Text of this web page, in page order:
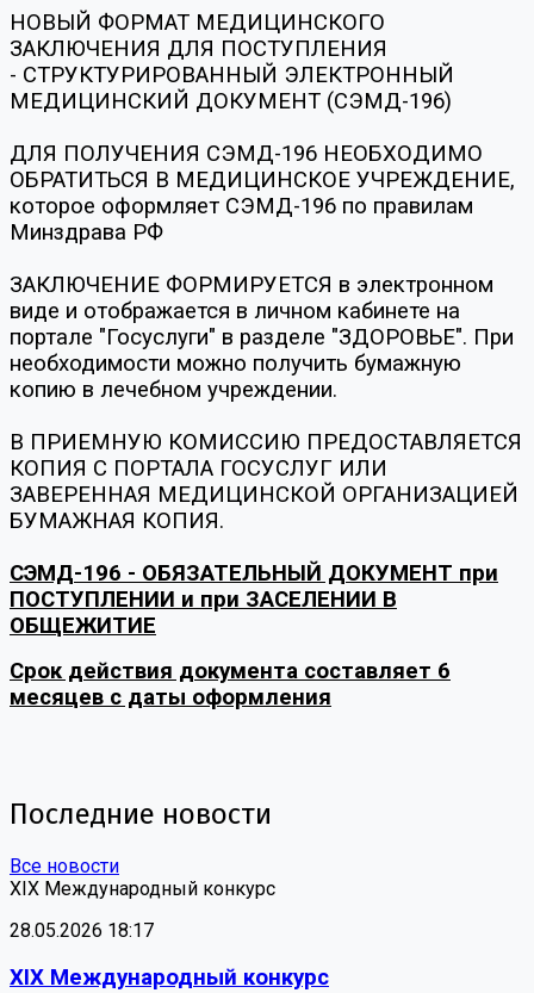
НОВЫЙ ФОРМАТ МЕДИЦИНСКОГО
ЗАКЛЮЧЕНИЯ ДЛЯ ПОСТУПЛЕНИЯ
- СТРУКТУРИРОВАННЫЙ ЭЛЕКТРОННЫЙ
МЕДИЦИНСКИЙ ДОКУМЕНТ (СЭМД-196)
ДЛЯ ПОЛУЧЕНИЯ СЭМД-196 НЕОБХОДИМО
ОБРАТИТЬСЯ В МЕДИЦИНСКОЕ УЧРЕЖДЕНИЕ,
которое оформляет СЭМД-196 по правилам
Минздрава РФ
ЗАКЛЮЧЕНИЕ ФОРМИРУЕТСЯ в электронном
виде и отображается в личном кабинете на
портале "Госуслуги" в разделе "ЗДОРОВЬЕ". При
необходимости можно получить бумажную
копию в лечебном учреждении.
В ПРИЕМНУЮ КОМИССИЮ ПРЕДОСТАВЛЯЕТСЯ
КОПИЯ С ПОРТАЛА ГОСУСЛУГ ИЛИ
ЗАВЕРЕННАЯ МЕДИЦИНСКОЙ ОРГАНИЗАЦИЕЙ
БУМАЖНАЯ КОПИЯ.
СЭМД-196 - ОБЯЗАТЕЛЬНЫЙ ДОКУМЕНТ при
ПОСТУПЛЕНИИ и при ЗАСЕЛЕНИИ В
ОБЩЕЖИТИЕ
Срок действия документа составляет 6
месяцев с даты оформления
Последние новости
Все новости
XIX Международный конкурс
28.05.2026 18:17
XIX Международный конкурс